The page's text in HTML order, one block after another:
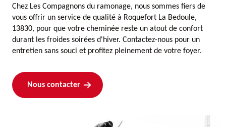
Chez Les Compagnons du ramonage, nous sommes fiers de
vous offrir un service de qualité à Roquefort La Bedoule,
13830, pour que votre cheminée reste un atout de confort
durant les froides soirées d'hiver. Contactez-nous pour un
entretien sans souci et profitez pleinement de votre foyer.
Nous contacter